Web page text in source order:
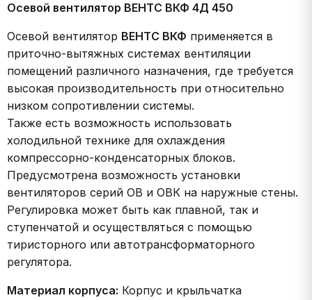
Осевой вентилятор ВЕНТС ВКФ 4Д 450
Осевой вентилятор ВЕНТС ВКФ применяется в
приточно-вытяжных системах вентиляции
помещений различного назначения, где требуется
высокая производительность при относительно
низком сопротивлении системы.
Также есть возможность использовать
холодильной технике для охлаждения
компрессорно-конденсаторных блоков.
Предусмотрена возможность установки
вентиляторов серий ОВ и ОВК на наружные стены.
Регулировка может быть как плавной, так и
ступенчатой и осуществляться с помощью
тиристорного или автотрансформаторного
регулятора.
Материал корпуса: Корпус и крыльчатка